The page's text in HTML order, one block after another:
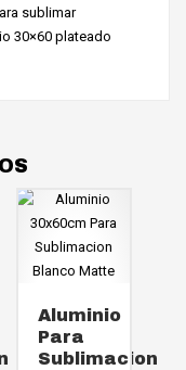
sublimar
30×60 plateado
Aluminio
Para
Sublimacion